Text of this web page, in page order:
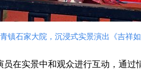
镇石家大院，沉浸式实景演出《吉祥
在实景中和观众进行互动，通过